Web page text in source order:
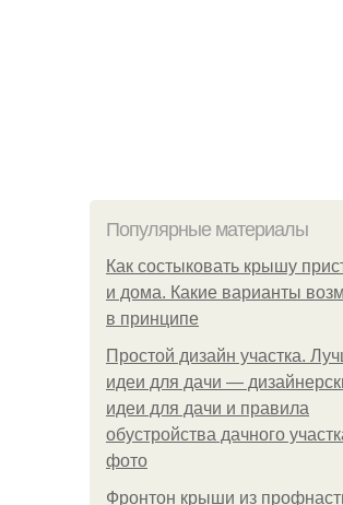
Популярные материалы
Как состыковать крышу
и дома. Какие варианты
в принципе
Простой дизайн участка.
идеи для дачи —
идеи для дачи и правила
обустройства дачного
фото
Фронтон крыши из